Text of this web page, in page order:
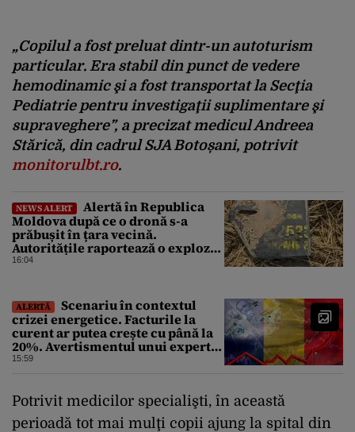
„Copilul a fost preluat dintr-un autoturism
particular. Era stabil din punct de vedere
hemodinamic şi a fost transportat la Secţia
Pediatrie pentru investigaţii suplimentare şi
supraveghere”, a precizat medicul Andreea
Stărică, din cadrul SJA Botoșani, potrivit
monitorulbt.ro.
NEWS ALERT
Alertă în Republica
Moldova după ce o dronă s-a
prăbușit în țara vecină.
Autoritățile raportează o explozie
urmată de incendiu
16:04
ALERTĂ
Scenariu în contextul
crizei energetice. Facturile la
curent ar putea crește cu până la
20%. Avertismentul unui expert
în energie
15:59
Potrivit medicilor specialişti, în această
perioadă tot mai mulţi copii ajung la spital din